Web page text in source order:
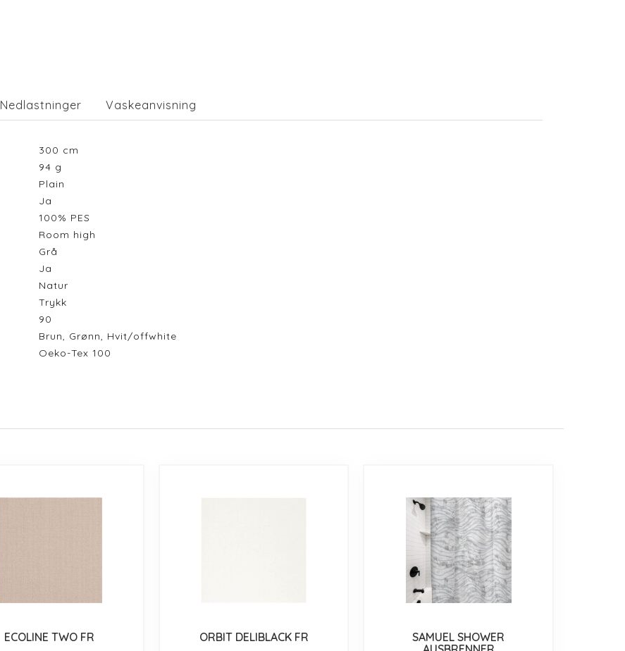
Nedlastninger Vaskeanvisning
300 cm
94 g
Plain
Ja
100% PES
Room high
Grå
Ja
Natur
Trykk
90
Brun, Grønn, Hvit/offwhite
Oeko-Tex 100
ECOLINE TWO FR ORBIT DELIBLACK FR
SAMUEL SHOWER